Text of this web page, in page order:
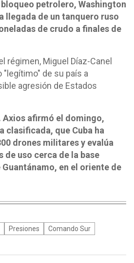
petrolero, Washington
llegada de un tanquero ruso
de crudo a finales de
régimen, Miguel Díaz-Canel
de su país a
agresión de Estados
Axios afirmó el domingo,
clasificada, que Cuba ha
drones militares y evalúa
de uso cerca de la base
en el oriente de
Presiones
Comando Sur